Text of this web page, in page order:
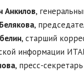
Анкилов,
,
, старший
информации
, пресс-